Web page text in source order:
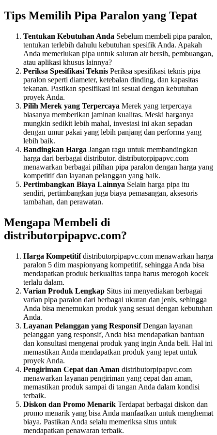
Tips Memilih Pipa Paralon yang Tepat
Tentukan Kebutuhan Anda Sebelum membeli pipa paralon,
tentukan terlebih dahulu kebutuhan spesifik Anda. Apakah
Anda memerlukan pipa untuk saluran air bersih, pembuangan,
atau aplikasi khusus lainnya?
Periksa Spesifikasi Teknis Periksa spesifikasi teknis pipa
paralon seperti diameter, ketebalan dinding, dan kapasitas
tekanan. Pastikan spesifikasi ini sesuai dengan kebutuhan
proyek Anda.
Pilih Merek yang Terpercaya Merek yang terpercaya
biasanya memberikan jaminan kualitas. Meski harganya
mungkin sedikit lebih mahal, investasi ini akan sepadan
dengan umur pakai yang lebih panjang dan performa yang
lebih baik.
Bandingkan Harga Jangan ragu untuk membandingkan
harga dari berbagai distributor. distributorpipapvc.com
menawarkan berbagai pilihan pipa paralon dengan harga yang
kompetitif dan layanan pelanggan yang baik.
Pertimbangkan Biaya Lainnya Selain harga pipa itu
sendiri, pertimbangkan juga biaya pemasangan, aksesoris
tambahan, dan perawatan.
Mengapa Membeli di
distributorpipapvc.com?
Harga Kompetitifdistributorpipapvc.com menawarkan harga
paralon 5 dim maspionyang kompetitif, sehingga Anda bisa
mendapatkan produk berkualitas tanpa harus merogoh kocek
terlalu dalam.
Varian Produk Lengkap Situs ini menyediakan berbagai
varian pipa paralon dari berbagai ukuran dan jenis, sehingga
Anda bisa menemukan produk yang sesuai dengan kebutuhan
Anda.
Layanan Pelanggan yang ResponsifDengan layanan
pelanggan yang responsif, Anda bisa mendapatkan bantuan
dan konsultasi mengenai produk yang ingin Anda beli. Hal ini
memastikan Anda mendapatkan produk yang tepat untuk
proyek Anda.
Pengiriman Cepat dan Aman distributorpipapvc.com
menawarkan layanan pengiriman yang cepat dan aman,
memastikan produk sampai di tangan Anda dalam kondisi
terbaik.
Diskon dan Promo Menarik Terdapat berbagai diskon dan
promo menarik yang bisa Anda manfaatkan untuk menghemat
biaya. Pastikan Anda selalu memeriksa situs untuk
mendapatkan penawaran terbaik.